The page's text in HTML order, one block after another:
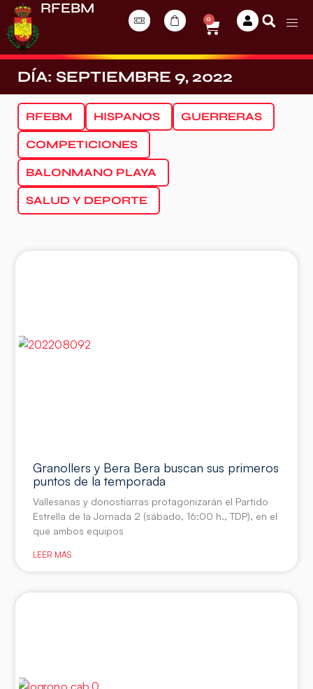
RFEBM
0
DÍA: SEPTIEMBRE 9, 2022
RFEBM HISPANOS GUERRERAS
COMPETICIONES
BALONMANO PLAYA
SALUD Y DEPORTE
Granollers y Bera Bera buscan sus primeros
puntos de la temporada
Vallesanas y donostiarras protagonizarán el Partido
Estrella de la Jornada 2 (sábado, 16:00 h., TDP), en el
que ambos equipos
LEER MÁS